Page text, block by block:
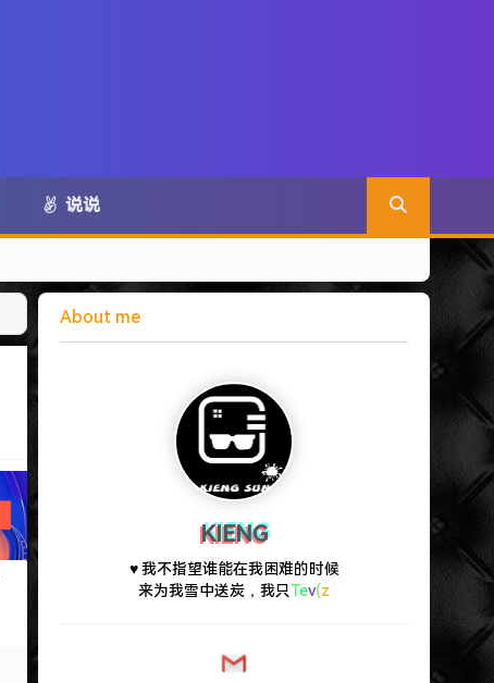
说说
About me
KIENG
♥ 我不指望谁能在我困难的时候
来为我雪中送炭，我只想告诉你